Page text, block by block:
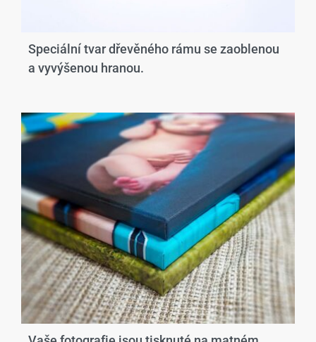
Speciální tvar dřevěného rámu se zaoblenou
a vyvýšenou hranou.​